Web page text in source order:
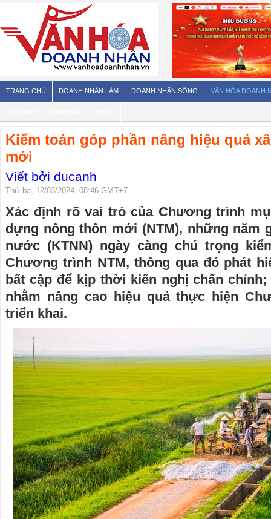
TRANG CHỦ DOANH NHÂN LÀM DOANH NHÂN SỐNG VĂN HÓA DOANH
Kiểm toán góp phần nâng hiệu quả
mới
Viết bởi ducanh
Thứ ba, 12/03/2024, 08:46 GMT+7
Xác định rõ vai trò của Chương trình
dựng nông thôn mới (NTM), những năm
nước (KTNN) ngày càng chú trọng
Chương trình NTM, thông qua đó phát
bất cập để kịp thời kiến nghị chấn
nhằm nâng cao hiệu quả thực hiện
triển khai.